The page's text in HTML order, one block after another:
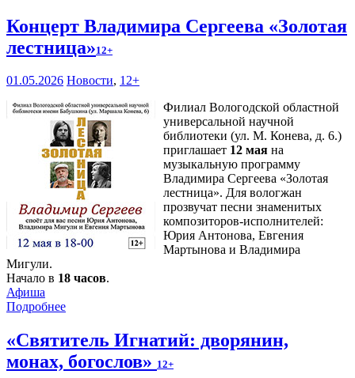
Концерт Владимира Сергеева «Золотая
лестница»12+
01.05.2026 Новости, 12+
Филиал Вологодской областной
универсальной научной
библиотеки (ул. М. Конева, д. 6.)
приглашает 12 мая на
музыкальную программу
Владимира Сергеева «Золотая
лестница». Для вологжан
прозвучат песни знаменитых
композиторов-исполнителей:
Юрия Антонова, Евгения
Мартынова и Владимира
Мигули.
Начало в 18 часов.
Афиша
Подробнее
«Святитель Игнатий: дворянин,
монах, богослов» 12+